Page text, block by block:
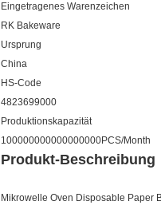
Eingetragenes Warenzeichen
RK Bakeware
Ursprung
China
HS-Code
4823699000
Produktionskapazität
100000000000000000PCS/Month
Produkt-Beschreibung
Mikrowelle Oven Disposable Paper